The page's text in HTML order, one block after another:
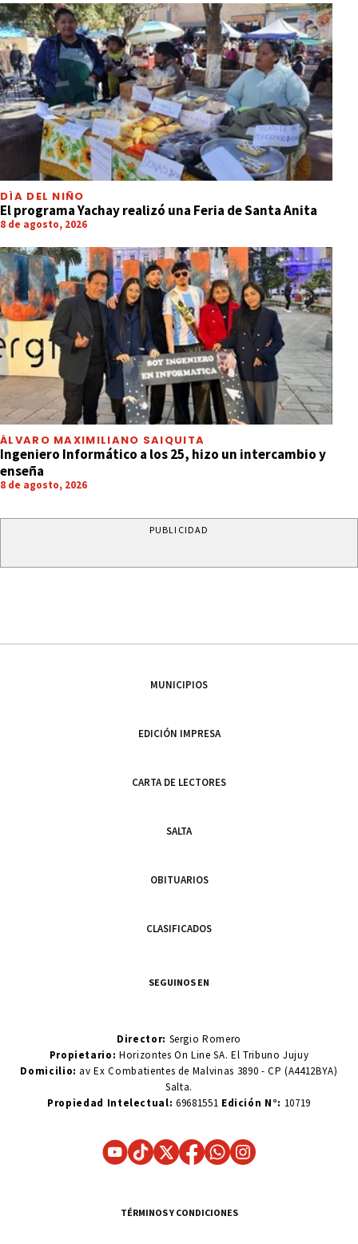
DÍA DEL NIÑO
El programa Yachay realizó una Feria de Santa Anita
8 de agosto, 2026
ÁLVARO MAXIMILIANO SAIQUITA
Ingeniero Informático a los 25, hizo un intercambio y
enseña
8 de agosto, 2026
PUBLICIDAD
MUNICIPIOS
EDICIÓN IMPRESA
CARTA DE LECTORES
SALTA
OBITUARIOS
CLASIFICADOS
SEGUINOS EN
Director: Sergio Romero
Propietario:Horizontes On Line SA. El Tribuno Jujuy
Domicilio: av Ex Combatientes de Malvinas 3890 - CP (A4412BYA)
Salta.
Propiedad Intelectual: 69681551 Edición N°: 10719
TÉRMINOS Y CONDICIONES